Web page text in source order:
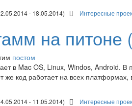
- 18.05.2014) Интересные
на питоне
постом
в Mac OS, Linux, Windos, Android. В
же код работает на всех
- 11.05.2014) Интересные